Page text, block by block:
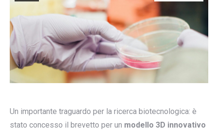
Un importante traguardo per la ricerca biotecnologica: è
stato concesso il brevetto per un modello 3D innovativo